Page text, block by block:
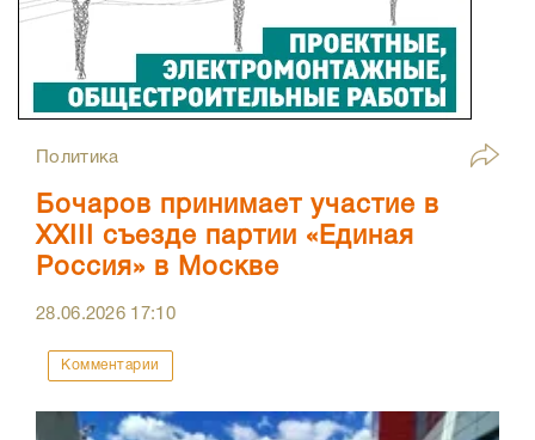
Политика
Бочаров принимает участие в
XXIII съезде партии «Единая
Россия» в Москве
28.06.2026 17:10
Комментарии